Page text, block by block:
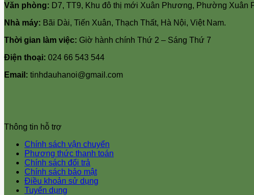
Văn phòng: D7, TT9, Khu đô thị mới Xuân Phương, Phường Xuân
Nhà máy: Bãi Dài, Tiến Xuân, Thạch Thất, Hà Nội, Việt Nam.
Thời gian làm việc: Giờ hành chính Thứ 2 – Sáng Thứ 7
Điện thoại: 024 66 543 544
Email: tinhdauhanoi@gmail.com
Thông tin hỗ trợ
Chính sách vận chuyển
Phương thức thanh toán
Chính sách đổi trả
Chính sách bảo mật
Điều khoản sử dụng
Tuyển dụng